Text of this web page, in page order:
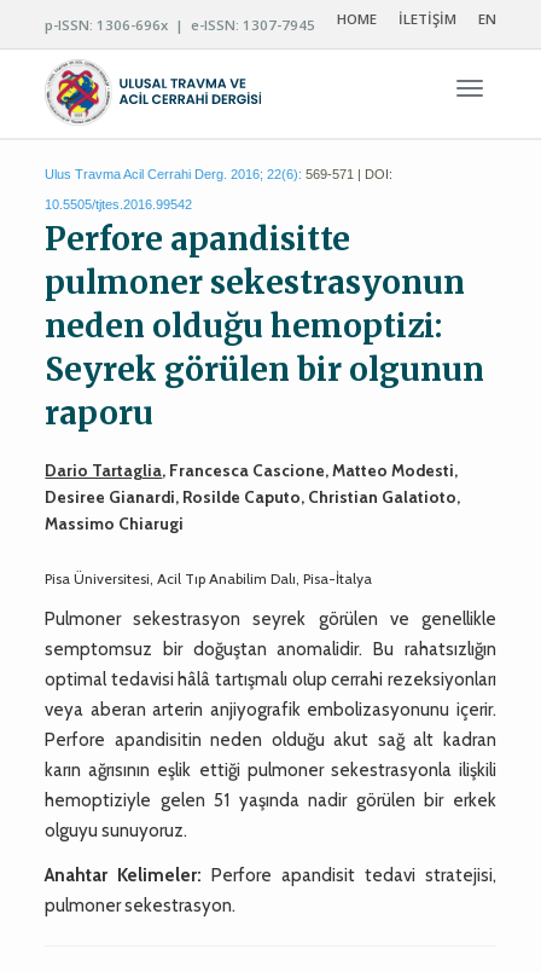
p-ISSN: 1306-696x | e-ISSN: 1307-7945 HOME İLETİŞİM EN
Ulus Travma Acil Cerrahi Derg. 2016; 22(6): 569-571 | DOI:
10.5505/tjtes.2016.99542
Perfore apandisitte
pulmoner sekestrasyonun
neden olduğu hemoptizi:
Seyrek görülen bir olgunun
raporu
Dario Tartaglia, Francesca Cascione, Matteo Modesti,
Desiree Gianardi, Rosilde Caputo, Christian Galatioto,
Massimo Chiarugi
Pisa Üniversitesi, Acil Tıp Anabilim Dalı, Pisa-İtalya
Pulmoner sekestrasyon seyrek görülen ve genellikle
semptomsuz bir doğuştan anomalidir. Bu rahatsızlığın
optimal tedavisi hâlâ tartışmalı olup cerrahi rezeksiyonları
veya aberan arterin anjiyografik embolizasyonunu içerir.
Perfore apandisitin neden olduğu akut sağ alt kadran
karın ağrısının eşlik ettiği pulmoner sekestrasyonla ilişkili
hemoptiziyle gelen 51 yaşında nadir görülen bir erkek
olguyu sunuyoruz.
Anahtar Kelimeler: Perfore apandisit tedavi stratejisi,
pulmoner sekestrasyon.